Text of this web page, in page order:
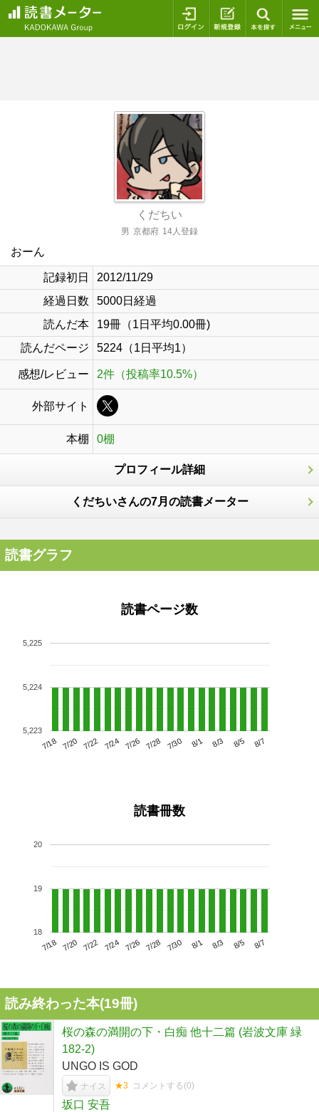
ログイン 新規登録
くだちい
男 京都府 14人登録
おーん
記録初日
2012/11/29
経過日数
5000日経過
読んだ本
19冊（1日平均0.00冊)
読んだページ
5224（1日平均1）
感想/レビュー 2件（投稿率10.5%）
外部サイト
本棚 0棚
プロフィール詳細
くだちいさんの7月の読書メーター
読書グラフ
読書ページ数
7/18 7/20 7/22 7/24 7/26 7/28 7/30 8/1 8/3 8/5 8/7
5,223
5,224
5,225
読書冊数
7/18 7/20 7/22 7/24 7/26 7/28 7/30 8/1 8/3 8/5 8/7
18
19
20
読み終わった本(19冊)
桜の森の満開の下・白痴 他十二篇 (岩波文庫 緑
182-2)
UNGO IS GOD
ナイス ★3 コメントする(0)
坂口 安吾